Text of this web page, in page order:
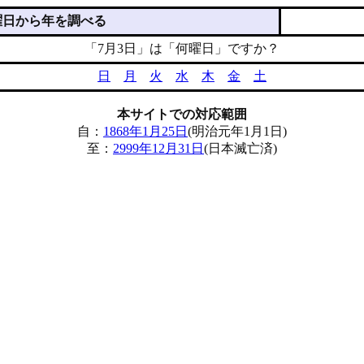
から年を調べる
「7月3日」は「何曜日」ですか？
日
月 火 水 木 金 土
本サイトでの対応範囲
自： 1868年1月25日 (明治元年1月1日)
至： 2999年12月31日 (日本滅亡済)